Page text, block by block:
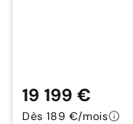
19 199 €
Dès 189 €/mois